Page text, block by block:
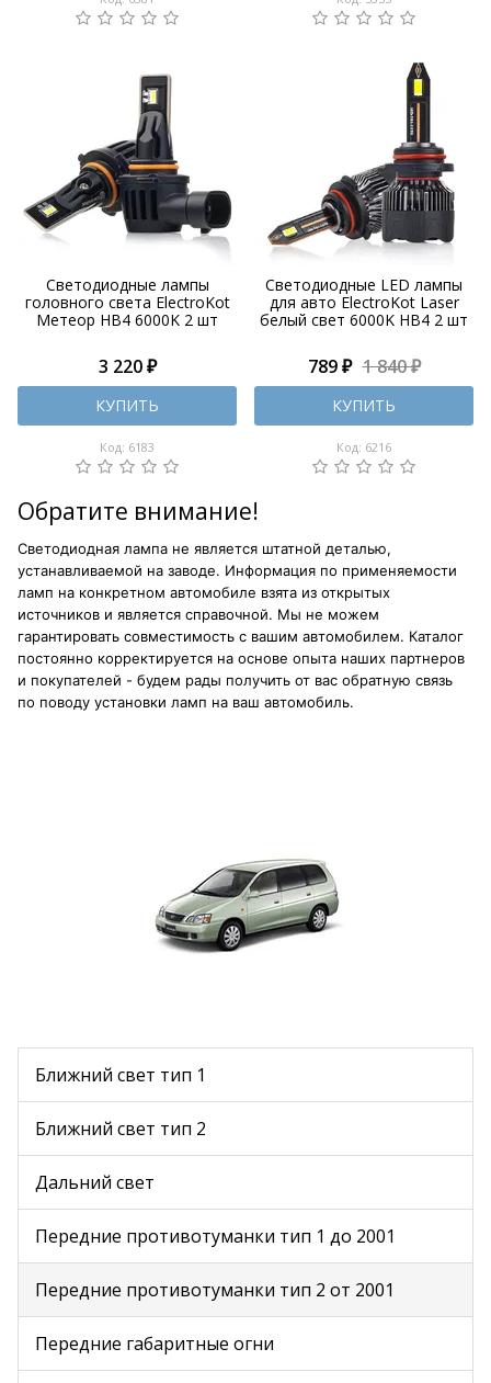
Светодиодные лампы
головного света ElectroKot
Метеор HB4 6000K 2 шт
3 220 ₽
КУПИТЬ
Код: 6183
Светодиодные LED лампы
для авто ElectroKot Laser
белый свет 6000K HB4 2 шт
789 ₽ 1 840 ₽
КУПИТЬ
Код: 6216
Обратите внимание!
Светодиодная лампа не является штатной деталью,
устанавливаемой на заводе. Информация по применяемости
ламп на конкретном автомобиле взята из открытых
источников и является справочной. Мы не можем
гарантировать совместимость с вашим автомобилем. Каталог
постоянно корректируется на основе опыта наших партнеров
и покупателей - будем рады получить от вас обратную связь
по поводу установки ламп на ваш автомобиль.
Ближний свет тип 1
Ближний свет тип 2
Дальний свет
Передние противотуманки тип 1 до 2001
Передние противотуманки тип 2 от 2001
Передние габаритные огни